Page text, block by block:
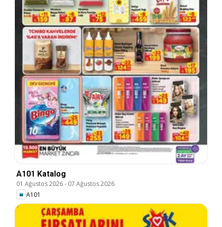
A101 Katalog
01 Ağustos 2026- 07 Ağustos 2026
A101